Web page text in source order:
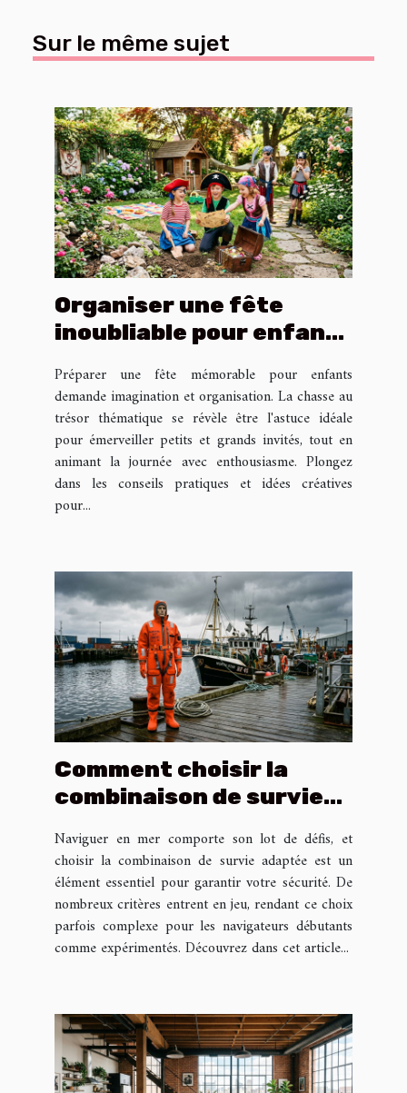
Sur le même sujet
Organiser une fête
inoubliable pour enfants
trésor thématique
Préparer une fête mémorable pour enfants
demande imagination et organisation. La chasse au
trésor thématique se révèle être l'astuce idéale
pour émerveiller petits et grands invités, tout en
animant la journée avec enthousiasme. Plongez
dans les conseils pratiques et idées créatives
pour...
Comment choisir la
combinaison de survie
mer ?
Naviguer en mer comporte son lot de défis, et
choisir la combinaison de survie adaptée est un
élément essentiel pour garantir votre sécurité. De
nombreux critères entrent en jeu, rendant ce choix
parfois complexe pour les navigateurs débutants
comme expérimentés. Découvrez dans cet article...